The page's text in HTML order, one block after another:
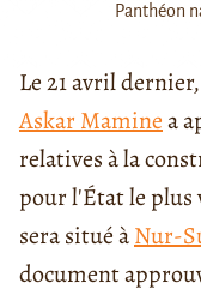
Panthéon
Le 21 avril
Askar Maminea
relatives à la
pour l'État le plus
sera situé àNur-
document